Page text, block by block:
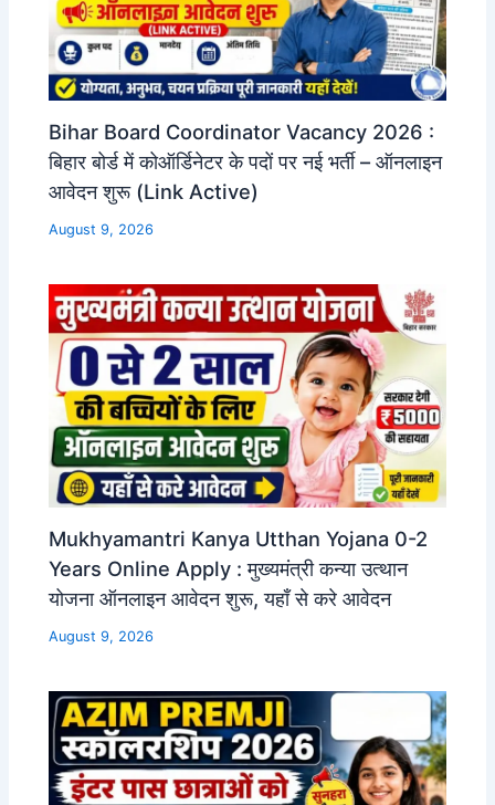
Bihar Board Coordinator Vacancy 2026 :
बिहार बोर्ड में कोऑर्डिनेटर के पदों पर नई भर्ती – ऑनलाइन
आवेदन शुरू (Link Active)
August 9, 2026
Mukhyamantri Kanya Utthan Yojana 0-2
Years Online Apply : मुख्यमंत्री कन्या उत्थान
योजना ऑनलाइन आवेदन शुरू, यहाँ से करे आवेदन
August 9, 2026